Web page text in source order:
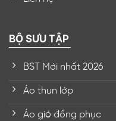
BỘ SƯU TẬP
BST Mới nhất 2026
Áo thun lớp
Áo gió đồng phục